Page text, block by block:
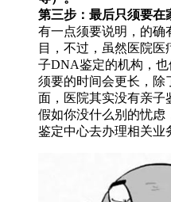
第三步：最后只须要在
有一点须要说明，的确
目，不过，虽然医院
子DNA鉴定的机构，也
须要的时间会更长，
面，医院其实没有亲子
假如你没什么别的忧虑
鉴定中心去办理相关业